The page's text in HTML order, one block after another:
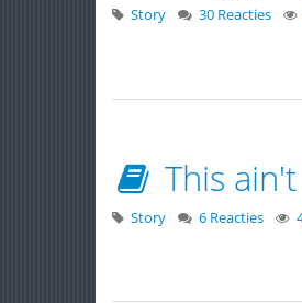
Story 30 Reacties
This
Story 6 Reacties